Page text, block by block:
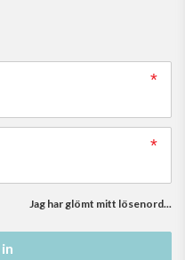
Jag har glömt mitt lösenord...